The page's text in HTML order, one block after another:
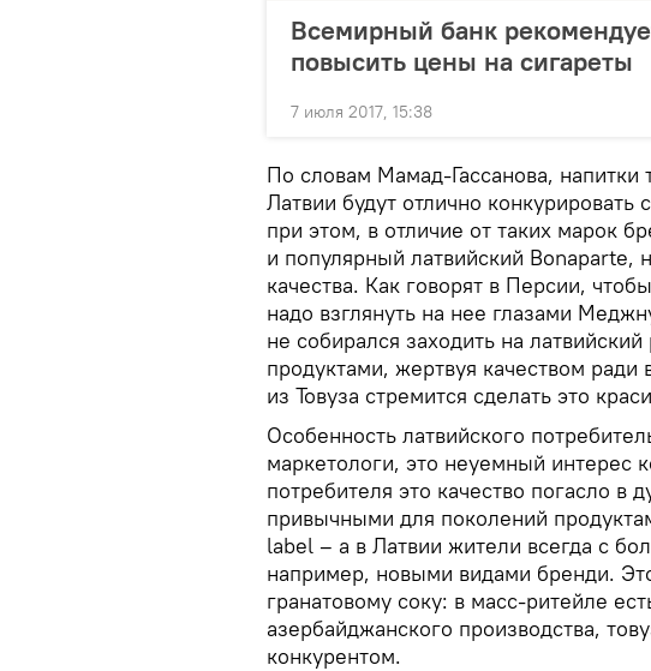
Всемирный банк
повысить цены на сигареты
7 июля 2017, 15:38
По словам Мамад-Гассанова, напитки
Латвии будут отлично
при этом, в отличие от таких марок
и популярный латвийский Bonaparte,
качества. Как говорят в Персии,
надо взглянуть на нее глазами
не собирался заходить на
продуктами, жертвуя качеством
из Товуза стремится сделать это
Особенность латвийского
маркетологи, это неуемный интерес
потребителя это качество погасло в
привычными для поколений
label – а в Латвии жители всегда с
например, новыми видами бренди.
гранатовому соку: в масс-ритейле
азербайджанского производства,
конкурентом.